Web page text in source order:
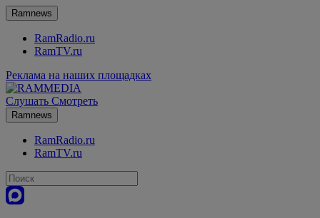
Ramnews
RamRadio.ru
RamTV.ru
Реклама на наших площадках
Слушать Смотреть
Ramnews
RamRadio.ru
RamTV.ru